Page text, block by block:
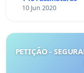
10 Jun 2020
PETIÇÃO -